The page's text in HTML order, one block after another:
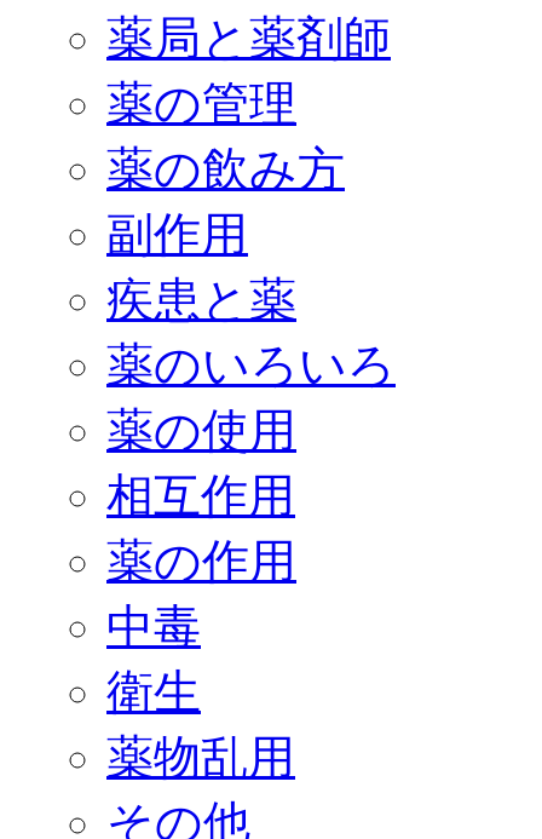
薬局と薬剤師
薬の管理
薬の飲み方
副作用
疾患と薬
薬のいろいろ
薬の使用
相互作用
薬の作用
中毒
衛生
薬物乱用
その他